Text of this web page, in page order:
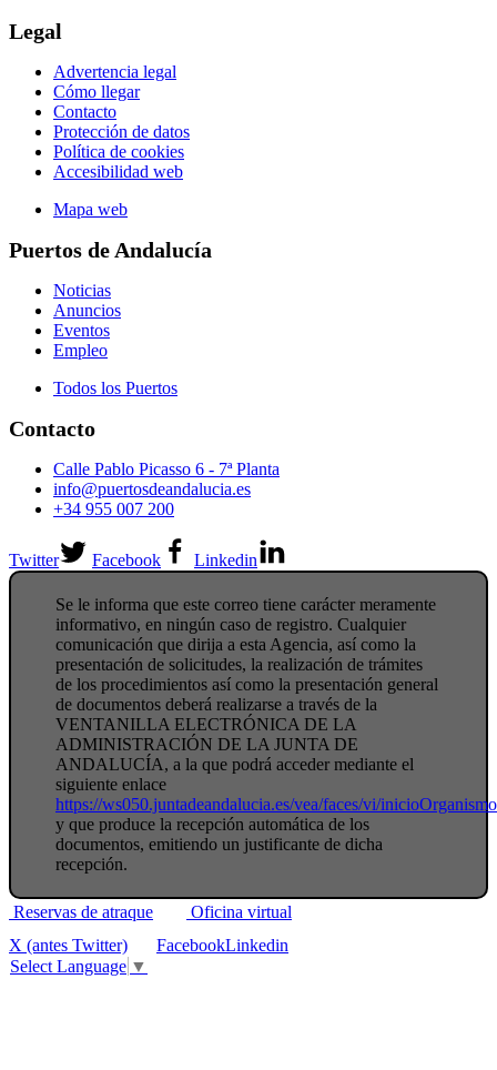
Legal
Advertencia legal
Cómo llegar
Contacto
Protección de datos
Política de cookies
Accesibilidad web
Mapa web
Puertos de Andalucía
Noticias
Anuncios
Eventos
Empleo
Todos los Puertos
Contacto
Calle Pablo Picasso 6 - 7ª Planta
info@puertosdeandalucia.es
+34 955 007 200
Twitter Facebook Linkedin
Se le informa que este correo tiene carácter meramente
informativo, en ningún caso de registro. Cualquier
comunicación que dirija a esta Agencia, así como la
presentación de solicitudes, la realización de trámites
de los procedimientos así como la presentación general
de documentos deberá realizarse a través de la
VENTANILLA ELECTRÓNICA DE LA
ADMINISTRACIÓN DE LA JUNTA DE
ANDALUCÍA, a la que podrá acceder mediante el
siguiente enlace
https://ws050.juntadeandalucia.es/vea/faces/vi/
y que produce la recepción automática de los
documentos, emitiendo un justificante de dicha
recepción.
Reservas de atraque
Oficina virtual
X (antes Twitter)
FacebookLinkedin
Select Language ▼